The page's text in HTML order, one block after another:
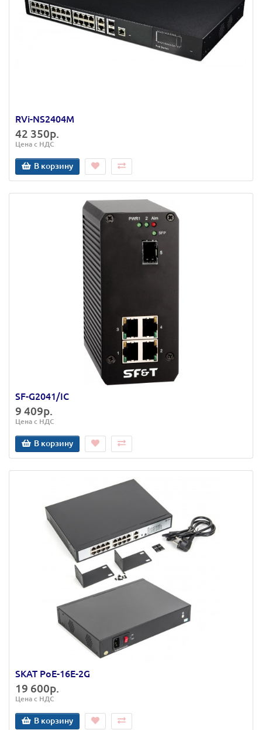
RVi-NS2404M
42 350р.
Цена с НДС
В корзину
SF-G2041/IC
9 409р.
Цена с НДС
В корзину
SKAT PoE-16E-2G
19 600р.
Цена с НДС
В корзину